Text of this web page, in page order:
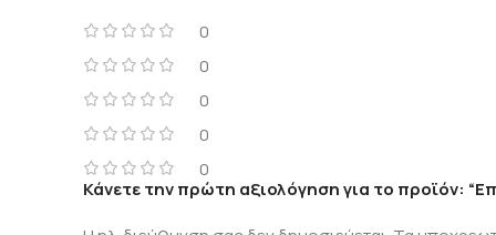
0
0
0
0
0
Κάνετε την πρώτη αξιολόγηση για το προϊόν: